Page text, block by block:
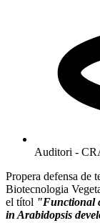
Auditori -
Propera defensa de
Biotecnologia
el títol "Functional
in Arabidopsis